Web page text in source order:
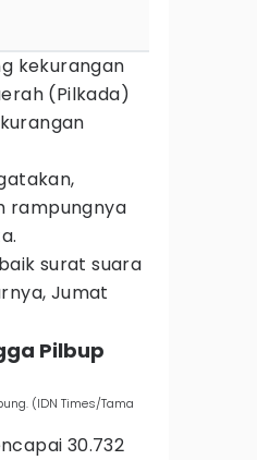
kekurangan
(Pilkada)
rampungnya
surat suara
Jumat
Pilbup
(IDN Times/Tama
30.732